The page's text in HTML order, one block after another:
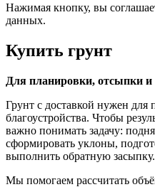
Нажимая кнопку, вы
данных.
Купить грунт
Для планировки, отсыпки и
Грунт с доставкой нужен
благоустройства. Чтобы
важно понимать задачу:
сформировать уклоны,
выполнить обратную засыпку.
Мы помогаем рассчитать